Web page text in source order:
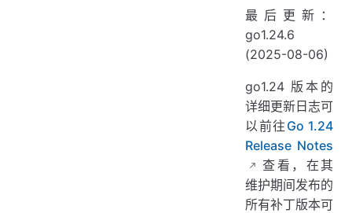
最后更新：
go1.24.6
(2025-08-06)
go1.24 版本的
详细更新日志可
以前往 Go 1.24
Release Notes
查看，在其
维护期间发布的
所有补丁版本可